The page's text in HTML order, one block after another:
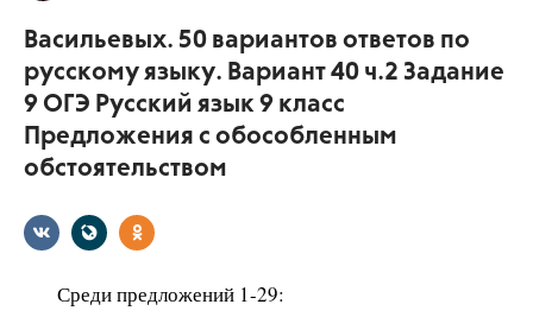
Васильевых. 50 вариантов ответов по
русскому языку. Вариант 40 ч.2 Задание
9 ОГЭ Русский язык 9 класс
Предложения с обособленным
обстоятельством
Среди предложений 1-29: